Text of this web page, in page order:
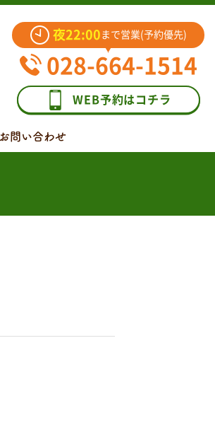
夜22:00 まで営業(予約優先)
028-664-1514
WEB予約はコチラ
お問い合わせ